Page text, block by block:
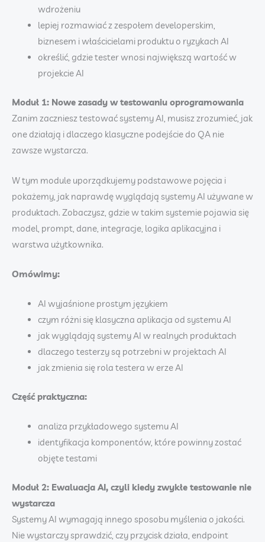
wdrożeniu
lepiej rozmawiać z zespołem developerskim,
biznesem i właścicielami produktu o ryzykach AI
określić, gdzie tester wnosi największą wartość w
projekcie AI
Moduł 1: Nowe zasady w testowaniu oprogramowania
Zanim zaczniesz testować systemy AI, musisz zrozumieć, jak
one działają i dlaczego klasyczne podejście do QA nie
zawsze wystarcza.
W tym module uporządkujemy podstawowe pojęcia i
pokażemy, jak naprawdę wyglądają systemy AI używane w
produktach. Zobaczysz, gdzie w takim systemie pojawia się
model, prompt, dane, integracje, logika aplikacyjna i
warstwa użytkownika.
Omówimy:
AI wyjaśnione prostym językiem
czym różni się klasyczna aplikacja od systemu AI
jak wyglądają systemy AI w realnych produktach
dlaczego testerzy są potrzebni w projektach AI
jak zmienia się rola testera w erze AI
Część praktyczna:
analiza przykładowego systemu AI
identyfikacja komponentów, które powinny zostać
objęte testami
Moduł 2: Ewaluacja AI, czyli kiedy zwykłe testowanie nie
wystarcza
Systemy AI wymagają innego sposobu myślenia o jakości.
Nie wystarczy sprawdzić, czy przycisk działa, endpoint